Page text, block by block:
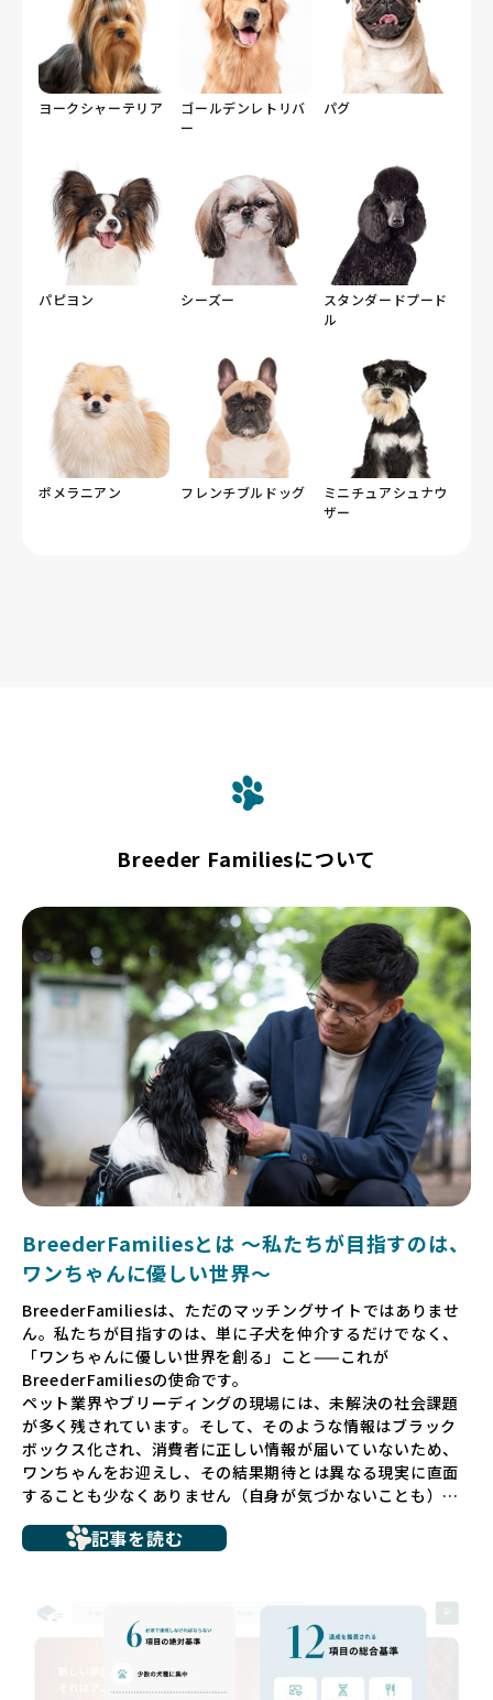
ヨークシャーテリア
ゴールデンレトリバ
ー
パグ
パピヨン シーズー
スタンダードプード
ル
ポメラニアン フレンチブルドッグ
ミニチュアシュナウ
ザー
Breeder Familiesについて
BreederFamiliesとは 〜私たちが目指すのは、
ワンちゃんに優しい世界〜
BreederFamiliesは、ただのマッチングサイトではありませ
ん。私たちが目指すのは、単に子犬を仲介するだけでなく、
「ワンちゃんに優しい世界を創る」こと——これが
BreederFamiliesの使命です。
ペット業界やブリーディングの現場には、未解決の社会課題
が多く残されています。そして、そのような情報はブラック
ボックス化され、消費者に正しい情報が届いていないため、
ワンちゃんをお迎えし、その結果期待とは異なる現実に直面
することも少なくありません（自身が気づかないことも）。
ち、健康面や社会性に問題を抱えていたり、またブリーダー
いるというケースもあります。こうした問題は、消費者にと
っても大きな負担であり、ワンちゃん自身にとっても非常に
だからこそ、私たちは正しい情報と安心して選べる場所を提
記事を読む